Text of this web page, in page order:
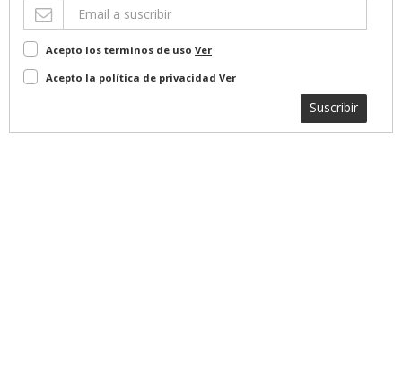
Acepto los terminos de uso Ver
Acepto la política de privacidad Ver
Suscribir